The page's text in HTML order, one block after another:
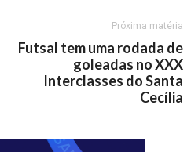
Próxima matéria
Futsal tem uma rodada de
goleadas no XXX
Interclasses do Santa
Cecília